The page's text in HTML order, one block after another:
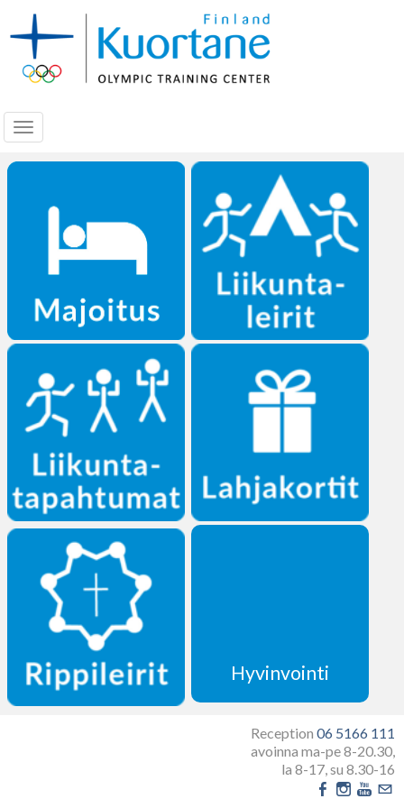
Navigoi
Hyvinvointi
Reception 06 5166 111
avoinna ma-pe 8-20.30,
la 8-17, su 8.30-16